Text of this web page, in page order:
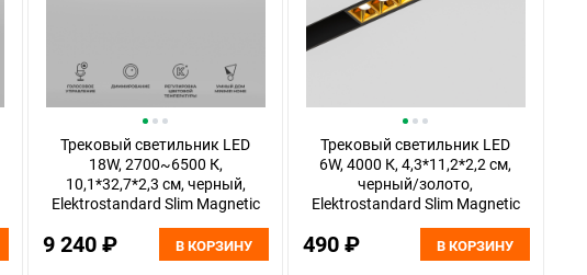
Трековый светильник LED
18W, 2700~6500 К,
10,1*32,7*2,3 см, черный,
Elektrostandard Slim Magnetic
9 240 ₽ В КОРЗИНУ
Трековый светильник LED
6W, 4000 К, 4,3*11,2*2,2 см,
черный/золото,
Elektrostandard Slim Magnetic
490 ₽ В КОРЗИНУ